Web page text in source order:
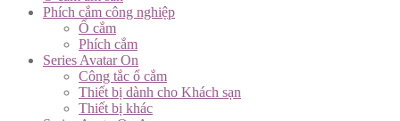
Phích cắm công nghiệp
Ổ cắm
Phích cắm
Series Avatar On
Công tắc ổ cắm
Thiết bị dành cho Khách sạn
Thiết bị khác